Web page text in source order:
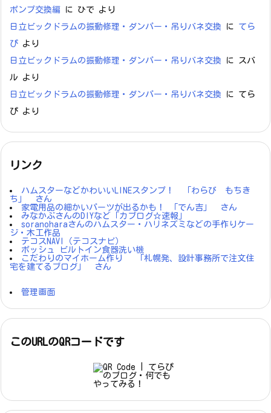
ポンプ交換編 に ひで より
日立ビックドラムの振動修理・ダンパー・吊りバネ交換 に てら
ぴ より
日立ビックドラムの振動修理・ダンパー・吊りバネ交換 に
スバ
ル より
日立ビックドラムの振動修理・ダンパー・吊りバネ交換 に てら
ぴ より
リンク
ハムスターなどかわいいLINEスタンプ！ 「わらび もちき
ち」 さん
家電用品の細かいパーツが出るかも！ 「でん吉」 さん
みなかぶさんのDIYなど「カブログ☆速報」
soranoharaさんのハムスター・ハリネズミなどの手作りケー
ジ・木工作品
テコスNAVI（テコスナビ）
ボッシュ ビルトイン食器洗い機
こだわりのマイホーム作り 「札幌発、設計事務所で注文住
宅を建てるブログ」 さん
管理画面
このURLのQRコードです